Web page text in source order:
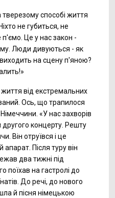
способі життя
не губиться, не
Це у нас закон -
Люди дивуються - як
на сцену п'яною?
від екстремальних
Ось, що трапилося
«У нас захворів
другого концерту. Решту
Він отруївся і це
Після туру він
два тижні під
поїхав на гастролі до
До речі, до нового
й пісня німецькою